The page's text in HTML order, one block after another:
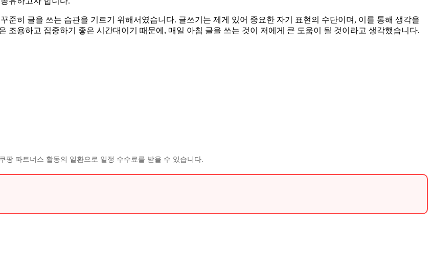
준히 글을 쓰는 습관을 기르기 위해서였습니다. 글쓰기는 제게 있어 중요한 자기 표현의 수단이며, 이를 통해 생각을
조용하고 집중하기 좋은 시간대이기 때문에, 매일 아침 글을 쓰는 것이 저에게 큰 도움이 될 것이라고 생각했습니다.
팡 파트너스 활동의 일환으로 일정 수수료를 받을 수 있습니다.